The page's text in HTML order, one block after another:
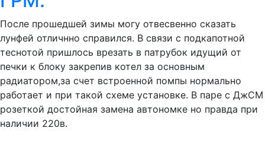
После прошедшей зимы могу отвесвенно сказать
лунфей отличнно справился. В связи с подкапотной
теснотой пришлось врезать в патрубок идущий от
печки к блоку закрепив котел за основным
радиатором,за счет встроенной помпы нормально
работает и при такой схеме установке. В паре с ДжСМ
розеткой достойная замена автономке но правда при
наличии 220в.